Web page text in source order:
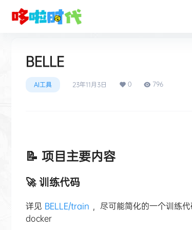
BELLE
AI工具 23年11月3日 0 796
📝 项目主要内容
🚀 训练代码
详见 BELLE/train ，尽可能简化的一个训练
docker